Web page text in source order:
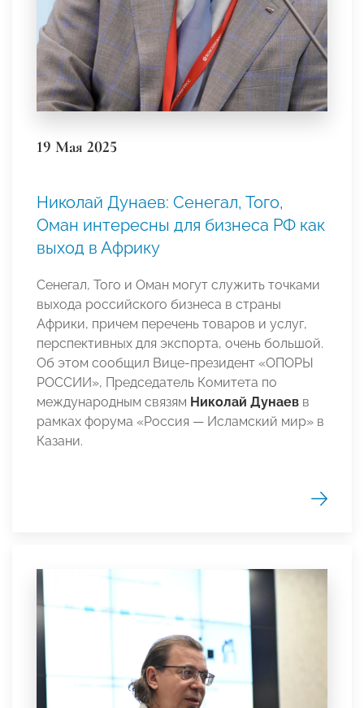
19 Мая 2025
Николай Дунаев: Сенегал, Того,
Оман интересны для бизнеса РФ как
выход в Африку
Сенегал, Того и Оман могут служить точками
выхода российского бизнеса в страны
Африки, причем перечень товаров и услуг,
перспективных для экспорта, очень большой.
Об этом сообщил Вице-президент «ОПОРЫ
РОССИИ», Председатель Комитета по
международным связям Николай Дунаев в
рамках форума «Россия — Исламский мир» в
Казани.